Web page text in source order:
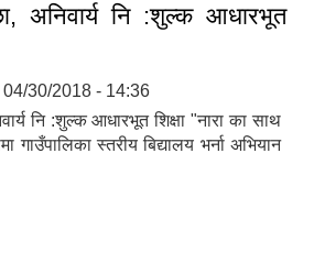
अनिवार्य नि :शुल्क आधारभूत
04/30/2018 - 14:36
नि :शुल्क आधारभूत शिक्षा "नारा का साथ
गाउँपालिका स्तरीय बिद्यालय भर्ना अभियान